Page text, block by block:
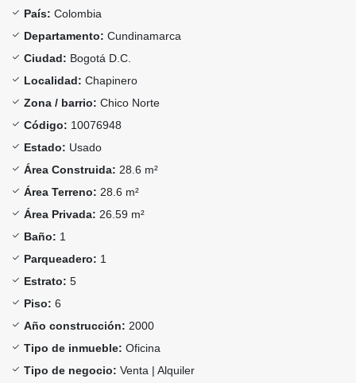
País: Colombia
Departamento: Cundinamarca
Ciudad: Bogotá D.C.
Localidad: Chapinero
Zona / barrio: Chico Norte
Código: 10076948
Estado: Usado
Área Construida: 28.6 m²
Área Terreno: 28.6 m²
Área Privada: 26.59 m²
Baño: 1
Parqueadero: 1
Estrato: 5
Piso: 6
Año construcción: 2000
Tipo de inmueble: Oficina
Tipo de negocio: Venta | Alquiler